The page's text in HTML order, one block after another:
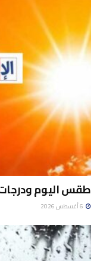
طقس اليوم ودرجات